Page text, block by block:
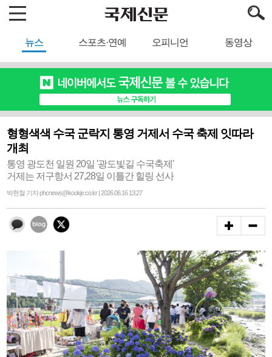
뉴스 스포츠·연예 오피니언 동영상
형형색색 수국 군락지 통영 거제서 수국 축제 잇따라
개최
통영 광도천 일원 20일 '광도빛길 수국축제'
거제는 저구항서 27,28일 이틀간 힐링 선사
박현철 기자 phcnews@kookje.co.kr | 2026.06.16 13:27